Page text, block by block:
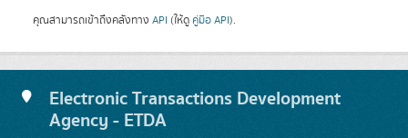
คุณสามารถเข้าถึงคลังทาง API (ให้ดู คู่มือ API).
Electronic Transactions Development
Agency - ETDA